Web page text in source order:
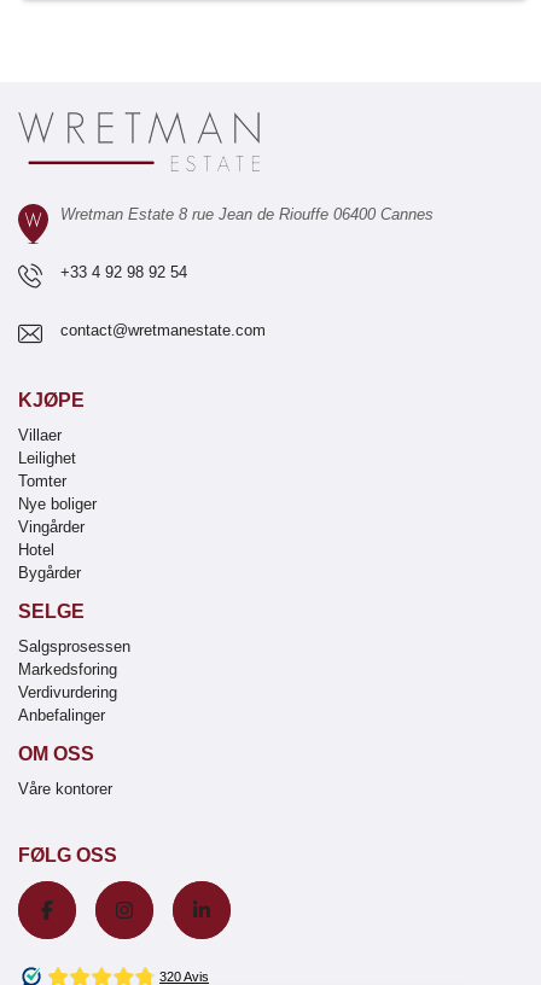
Wretman Estate 8 rue Jean de Riouffe 06400 Cannes
+33 4 92 98 92 54
contact@wretmanestate.com
KJØPE
Villaer
Leilighet
Tomter
Nye boliger
Vingårder
Hotel
Bygårder
SELGE
Salgsprosessen
Markedsforing
Verdivurdering
Anbefalinger
OM OSS
Våre kontorer
FØLG OSS